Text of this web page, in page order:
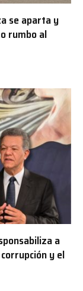
se aparta y
rumbo al
a
y el